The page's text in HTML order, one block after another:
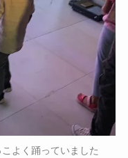
よく踊っていました